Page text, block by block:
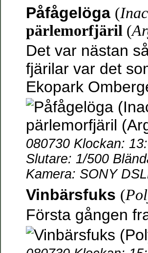
Påfågelöga (
pärlemorfjäril (
Det var nästan
fjärilar var det
Ekopark
080730 Klockan:
Slutare: 1/500
Kamera: SONY
Vinbärsfuks (
Första gången